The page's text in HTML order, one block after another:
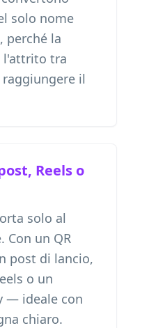
solo nome
perché la
l'attrito tra
il
Reels o
solo al
Con un QR
post di lancio,
o un
— ideale con
chiaro.